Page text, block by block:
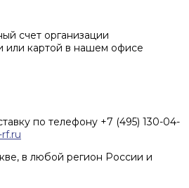
счет организации
или картой в нашем офисе
по телефону +7 (495) 130-04-
в любой регион России и